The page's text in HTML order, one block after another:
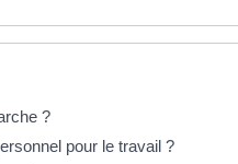
?
pour le travail ?